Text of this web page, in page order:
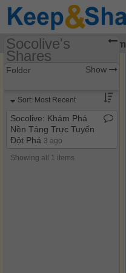
VisitingSocolive Stream
Socolive's
Shares
(socolivestream)
Folder Show
Sort: Most Recent
Socolive: Khám Phá
Nền Tảng Trực Tuyến
Đột Phá 3 ago
Showing all 1 items